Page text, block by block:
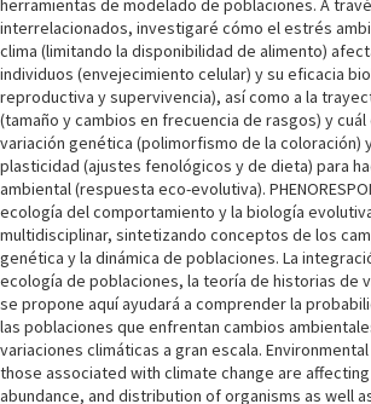
herramientas de modelado de poblaciones. A
interrelacionados, investigaré cómo el estrés
clima (limitando la disponibilidad de alimento)
individuos (envejecimiento celular) y su eficacia
reproductiva y supervivencia), así como a la
(tamaño y cambios en frecuencia de rasgos) y
variación genética (polimorfismo de la coloración)
plasticidad (ajustes fenológicos y de dieta) para
ambiental (respuesta eco-evolutiva).
ecología del comportamiento y la biología
multidisciplinar, sintetizando conceptos de los
genética y la dinámica de poblaciones. La
ecología de poblaciones, la teoría de historias de
se propone aquí ayudará a comprender la
las poblaciones que enfrentan cambios
variaciones climáticas a gran escala.
those associated with climate change are
abundance, and distribution of organisms as well